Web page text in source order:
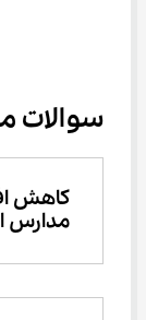
سوالات
کاهش
مدارس ابتدایی ۱۴۰۴